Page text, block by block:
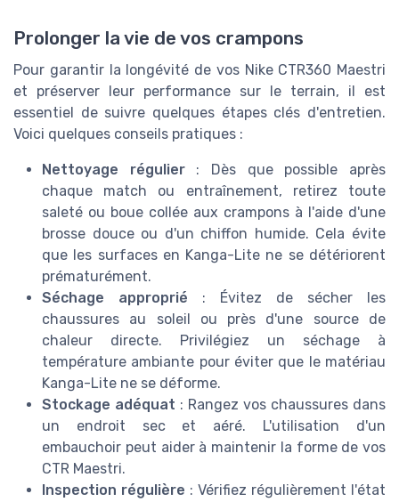
Prolonger la vie de vos crampons
Pour garantir la longévité de vos Nike CTR360 Maestri
et préserver leur performance sur le terrain, il est
essentiel de suivre quelques étapes clés d'entretien.
Voici quelques conseils pratiques :
Nettoyage régulier: Dès que possible après
chaque match ou entraînement, retirez toute
saleté ou boue collée aux crampons à l'aide d'une
brosse douce ou d'un chiffon humide. Cela évite
que les surfaces en Kanga-Lite ne se détériorent
prématurément.
Séchage approprié : Évitez de sécher les
chaussures au soleil ou près d'une source de
chaleur directe. Privilégiez un séchage à
température ambiante pour éviter que le matériau
Kanga-Lite ne se déforme.
Stockage adéquat : Rangez vos chaussures dans
un endroit sec et aéré. L'utilisation d'un
embauchoir peut aider à maintenir la forme de vos
CTR Maestri.
Inspection régulière : Vérifiez régulièrement l'état